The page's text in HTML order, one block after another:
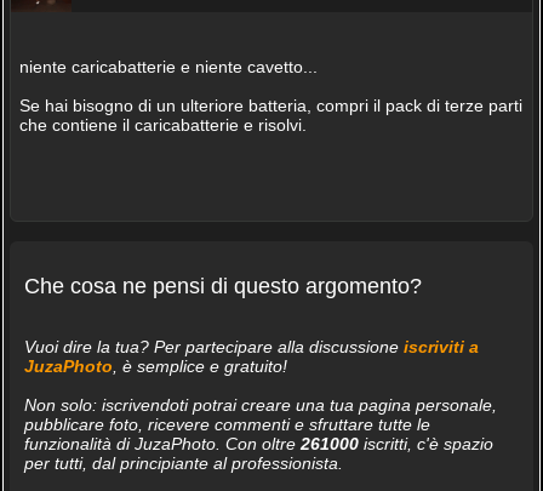
niente caricabatterie e niente cavetto...
Se hai bisogno di un ulteriore batteria, compri il pack di terze parti
che contiene il caricabatterie e risolvi.
Che cosa ne pensi di questo argomento?
Vuoi dire la tua? Per partecipare alla discussione iscriviti a
JuzaPhoto , è semplice e gratuito!
Non solo: iscrivendoti potrai creare una tua pagina personale,
pubblicare foto, ricevere commenti e sfruttare tutte le
funzionalità di JuzaPhoto. Con oltre 261000iscritti, c'è spazio
per tutti, dal principiante al professionista.